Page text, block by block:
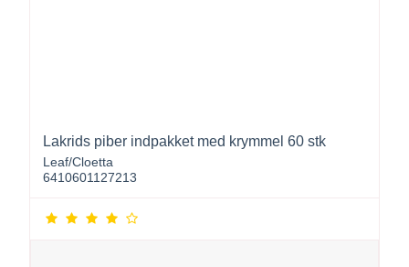
Lakrids piber indpakket med krymmel 60 stk
Leaf/Cloetta
6410601127213